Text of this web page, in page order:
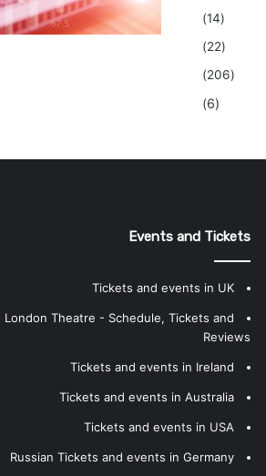
(14)
(22)
(206)
(6)
Events and Tickets
Tickets and events in UK
London Theatre - Schedule, Tickets and
Reviews
Tickets and events in Ireland
Tickets and events in Australia
Tickets and events in USA
Russian Tickets and events in Germany